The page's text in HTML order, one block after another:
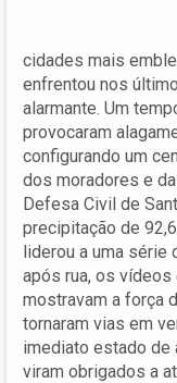
cidades mais
enfrentou nos
alarmante. Um
provocaram
configurando um
dos moradores e
Defesa Civil de
precipitação de
liderou a uma série
após rua, os
mostravam a força
tornaram vias em
imediato estado de
viram obrigados a